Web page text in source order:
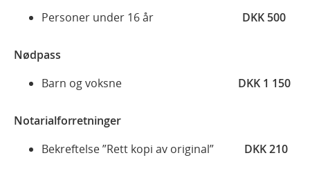
Personer under 16 år DKK 500
Nødpass
Barn og voksne DKK 1 150
Notarialforretninger
Bekreftelse ”Rett kopi av original” DKK 210